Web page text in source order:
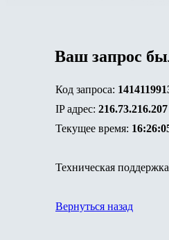
Ваш запрос
Код запроса:
IP адрес: 216.73.216.207
Текущее время:
Техническая
Вернуться назад